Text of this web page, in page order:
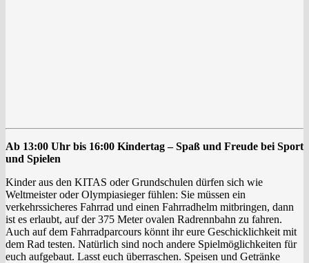
Ab 13:00 Uhr bis 16:00 Kindertag – Spaß und Freude bei Sport
und Spielen
Kinder aus den KITAS oder Grundschulen dürfen sich wie
Weltmeister oder Olympiasieger fühlen: Sie müssen ein
verkehrssicheres Fahrrad und einen Fahrradhelm mitbringen, dann
ist es erlaubt, auf der 375 Meter ovalen Radrennbahn zu fahren.
Auch auf dem Fahrradparcours könnt ihr eure Geschicklichkeit mit
dem Rad testen. Natürlich sind noch andere Spielmöglichkeiten für
euch aufgebaut. Lasst euch überraschen. Speisen und Getränke